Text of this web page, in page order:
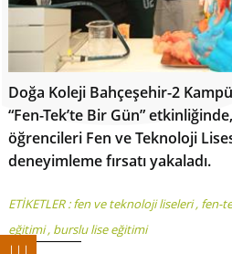
Doğa Koleji Bahçeşehir-2
“Fen-Tek’te Bir Gün”
öğrencileri Fen ve Teknoloji
deneyimleme fırsatı yakaladı.
ETİKETLER :fen ve teknoloji liseleri, fen-
eğitimi, burslu lise eğitimi